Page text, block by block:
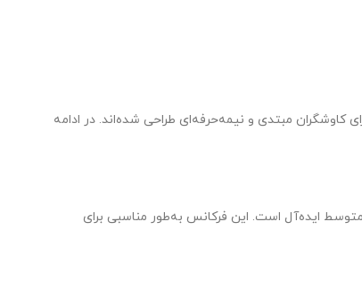
کاوشگران مبتدی و نیمه‌حرفه‌ای طراحی شده‌اند. در ادامه
ایده‌آل است. این فرکانس به‌طور مناسبی برای